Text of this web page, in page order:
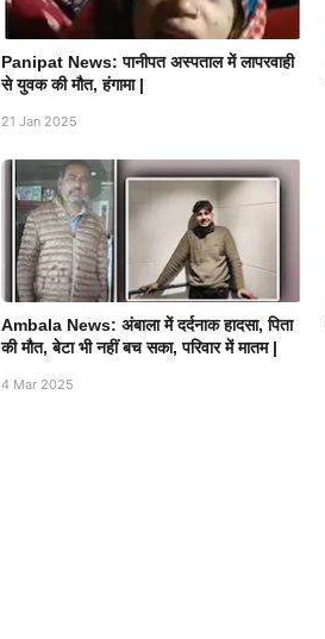
Panipat News: पानीपत अस्पताल में लापरवाही
से युवक की मौत, हंगामा |
21 Jan 2025
Ambala News: अंबाला में दर्दनाक हादसा, पिता
की मौत, बेटा भी नहीं बच सका, परिवार में मातम |
4 Mar 2025